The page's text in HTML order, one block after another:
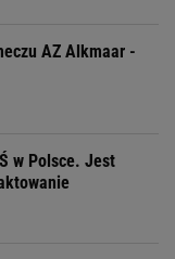
AZ Alkmaar -
w Polsce. Jest